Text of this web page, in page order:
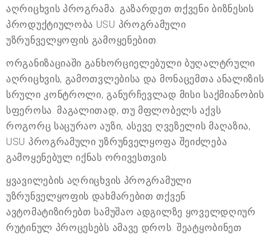
აღრიცხვის პროგრამა. გაზარდეთ თქვენი ბიზნესის
პროდუქტიულობა USU პროგრამული
უზრუნველყოფის გამოყენებით.
ორგანიზაციაში განხორციელებული ბუღალტრული
აღრიცხვის, გამოთვლებისა და მონაცემთა ანალიზის
სრული კონტროლი, განურჩევლად მისი საქმიანობის
სფეროსა. მაგალითად, თუ მფლობელს აქვს
როგორც საცურაო აუზი, ასევე ღვეზელის მაღაზია,
USU პროგრამული უზრუნველყოფა შეიძლება
გამოყენებულ იქნას ორივესთვის.
ყვავილების აღრიცხვის პროგრამული
უზრუნველყოფის დახმარებით თქვენ
ავტომატიზირებთ სამუშაო ადგილზე ყოველდღიურ
რუტინულ პროცესებს ამავე დროს. შეატყობინეთ